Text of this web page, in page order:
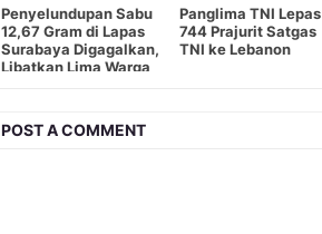
Penyelundupan Sabu
12,67 Gram di Lapas
Surabaya Digagalkan,
Libatkan Lima Warga
Panglima TNI Lepas
744 Prajurit Satgas
TNI ke Lebanon
POST A COMMENT